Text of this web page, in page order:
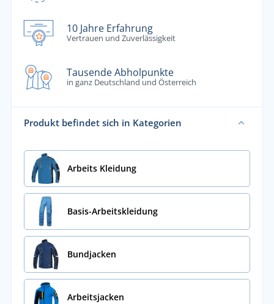
10 Jahre Erfahrung
Vertrauen und Zuverlässigkeit
Tausende Abholpunkte
in ganz Deutschland und Österreich
Produkt befindet sich in Kategorien
Arbeits Kleidung
Basis-Arbeitskleidung
Bundjacken
Arbeitsjacken